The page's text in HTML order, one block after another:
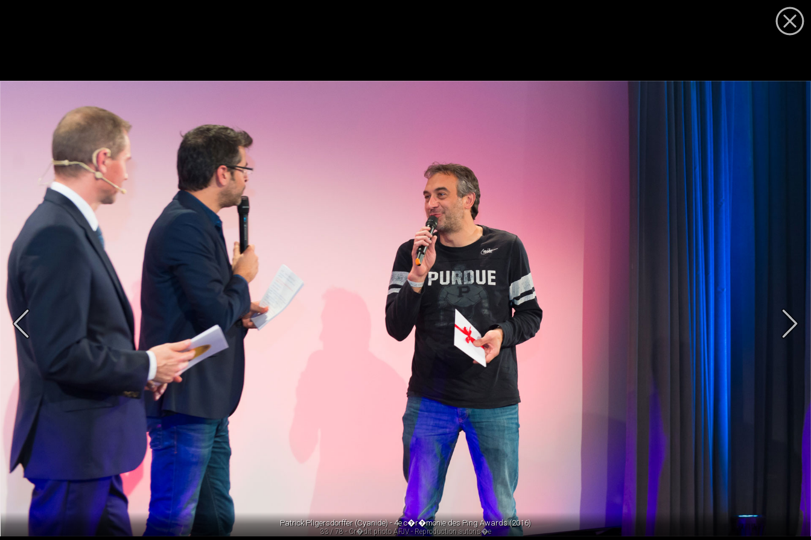
Patrick Pligersdorffer (Cyanide) - 4e c�r�monie des Ping Awards (2016)
33 / 78 - Cr�dit photo AFJV - Reproduction autoris�e